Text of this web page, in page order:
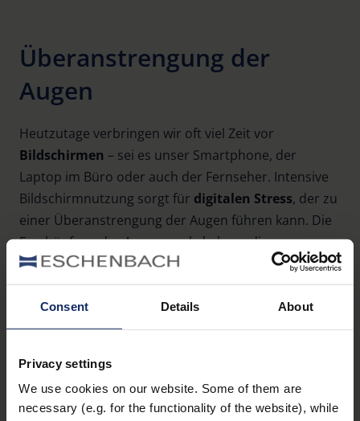
Consent Details About
Privacy settings
We use cookies on our website. Some of them are
necessary (e.g. for the functionality of the website), while
Überanstrengung der
Augen
Heutzutage verbringen wir oft viel Zeit vor
Bildschirmen – sei es unser Smartphone, der
Laptop im Büro oder auch der Fernseher. Intensive
Bildschirmnutzung sorgt für digitalen Stress, der zu
einer Überanstrengung der Augen führen kann. Die
Erschöpfung der Augenmuskeln kann die
Wahrscheinlichkeit fürunwillkürliches Zucken
erhöhen.
Nährstoffmangel
Augenzucken kann auch durch einen